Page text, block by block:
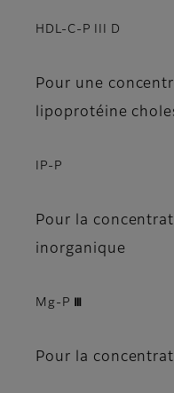
HDL-C-P III D
Pour une
lipoprotéine
IP-P
Pour la
inorganique
Mg-P Ⅲ
Pour la